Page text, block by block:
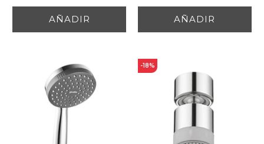
AÑADIR AÑADIR
-18%